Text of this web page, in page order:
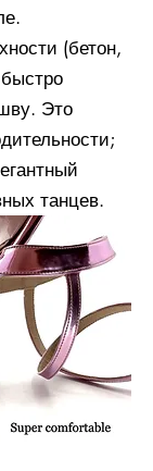
(бетон,
Это
танцев.